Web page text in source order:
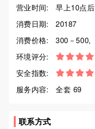
营业时间:
早上10点后
消费日期:
20187
消费价格:
300－500,
环境评分:
安全指数:
服务内容:
全套 69
联系方式